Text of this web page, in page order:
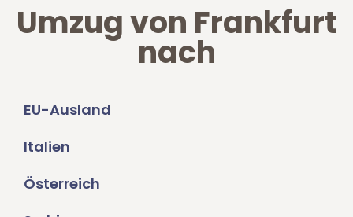
Umzug von Frankfurt
nach
EU-Ausland
Italien
Österreich